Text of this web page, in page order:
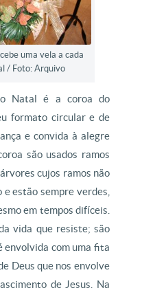
uma vela a cada
/ Foto: Arquivo
Natal é a coroa do
formato circular e de
e convida à alegre
são usados ramos
cujos ramos não
estão sempre verdes,
em tempos difíceis.
vida que resiste; são
envolvida com uma fita
Deus que nos envolve
de Jesus. Na